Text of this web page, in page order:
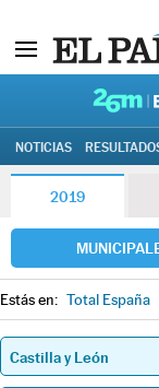
NOTICIAS
2019
Estás en: Total España